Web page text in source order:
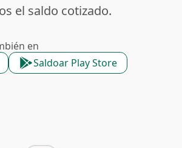
el saldo cotizado.
en
Saldoar Play Store